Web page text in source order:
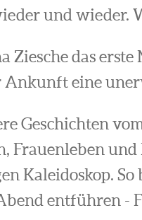
und wieder.
Ziesche das
Ankunft eine
Geschichten
Frauenleben
Kaleidoskop.
entführen -